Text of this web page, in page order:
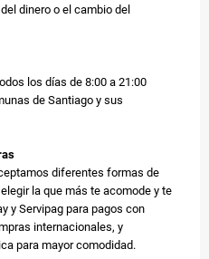
dinero o el cambio del
los días de 8:00 a 21:00
de Santiago y sus
diferentes formas de
la que más te acomode y te
y Servipag para pagos con
internacionales, y
para mayor comodidad.